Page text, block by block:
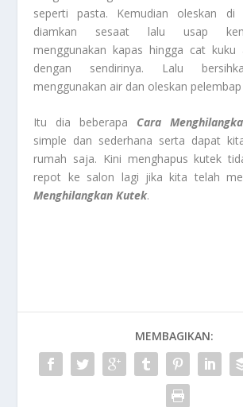
seperti pasta. Kemudian oleskan
diamkan sesaat lalu usap
menggunakan kapas hingga cat kuku
dengan sendirinya. Lalu
menggunakan air dan oleskan
Itu dia beberapa Cara
simple dan sederhana serta dapat
rumah saja. Kini menghapus kutek
repot ke salon lagi jika kita telah
Menghilangkan Kutek.
MEMBAGIKAN: